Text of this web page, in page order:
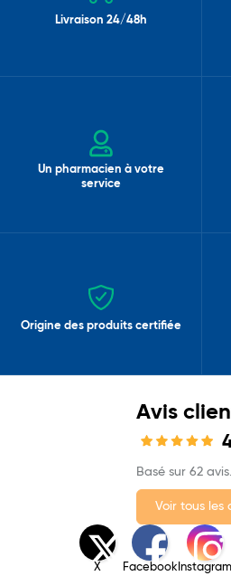
Livraison 24/48h
Un pharmacien à votre
service
Origine des produits certifiée
Avis
Basé sur 62 avis.
Voir tous les
X Facebook Instagram